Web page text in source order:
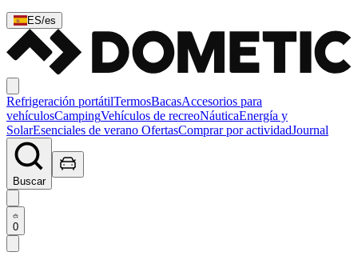
ES/es
Refrigeración portátilTermosBacasAccesorios para
vehículosCampingVehículos de recreoNáuticaEnergía y
SolarEsenciales de verano OfertasComprar por actividadJournal
Buscar
0